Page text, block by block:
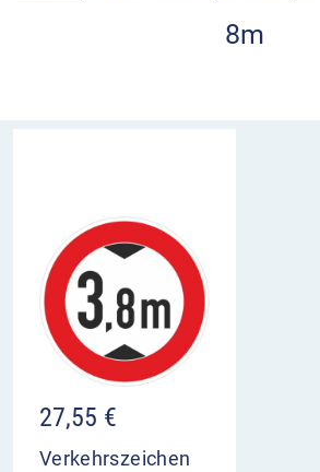
8m
27,55 €
Verkehrszeichen